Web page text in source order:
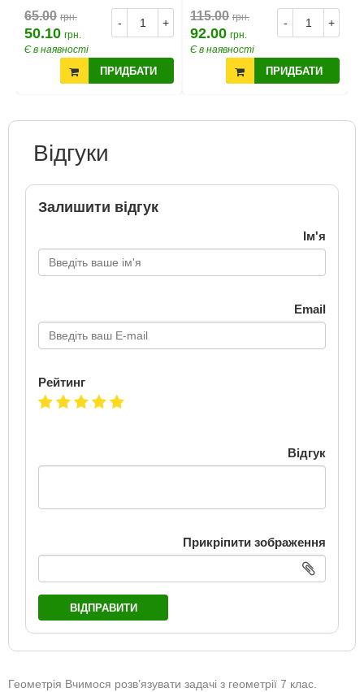
- +
65.00 грн.
50.10 грн.
Є в наявності
ПРИДБАТИ
- +
115.00 грн.
92.00 грн.
Є в наявності
ПРИДБАТИ
Відгуки
Залишити відгук
Ім'я
Email
Рейтинг
Відгук
Прикріпити зображення
ВІДПРАВИТИ
Геометрія Вчимося розв’язувати задачі з геометрії 7 клас.